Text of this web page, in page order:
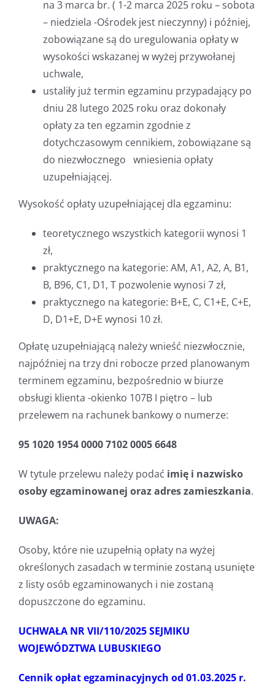
na 3 marca br. ( 1-2 marca 2025 roku – sobota
– niedziela -Ośrodek jest nieczynny) i później,
zobowiązane są do uregulowania opłaty w
wysokości wskazanej w wyżej przywołanej
uchwale,
ustaliły już termin egzaminu przypadający po
dniu 28 lutego 2025 roku oraz dokonały
opłaty za ten egzamin zgodnie z
dotychczasowym cennikiem, zobowiązane są
do niezwłocznego wniesienia opłaty
uzupełniającej.
Wysokość opłaty uzupełniającej dla egzaminu:
teoretycznego wszystkich kategorii wynosi 1
zł,
praktycznego na kategorie: AM, A1, A2, A, B1,
B, B96, C1, D1, T pozwolenie wynosi 7 zł,
praktycznego na kategorie: B+E, C, C1+E, C+E,
D, D1+E, D+E wynosi 10 zł.
Opłatę uzupełniającą należy wnieść niezwłocznie,
najpóźniej na trzy dni robocze przed planowanym
terminem egzaminu, bezpośrednio w biurze
obsługi klienta -okienko 107B I piętro – lub
przelewem na rachunek bankowy o numerze:
95 1020 1954 0000 7102 0005 6648
W tytule przelewu należy podać imię i nazwisko
osoby egzaminowanej oraz adres zamieszkania.
UWAGA:
Osoby, które nie uzupełnią opłaty na wyżej
określonych zasadach w terminie zostaną usunięte
z listy osób egzaminowanych i nie zostaną
dopuszczone do egzaminu.
UCHWAŁA NR VII/110/2025 SEJMIKU
WOJEWÓDZTWA LUBUSKIEGO
Cennik opłat egzaminacyjnych od 01.03.2025 r.